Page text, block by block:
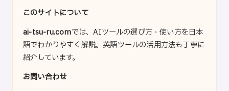
このサイトについて
ai-tsu-ru.comでは、AIツールの選び方・使い方を日本
語でわかりやすく解説。英語ツールの活用方法も丁寧に
紹介しています。
お問い合わせ